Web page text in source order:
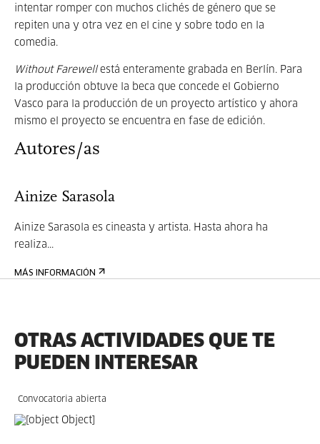
intentar romper con muchos clichés de género que se
repiten una y otra vez en el cine y sobre todo en la
comedia.
Without Farewellestá enteramente grabada en Berlín. Para
la producción obtuve la beca que concede el Gobierno
Vasco para la producción de un proyecto artístico y ahora
mismo el proyecto se encuentra en fase de edición.
Autores/as
Ainize Sarasola
Ainize Sarasola es cineasta y artista. Hasta ahora ha
realiza...
MÁS INFORMACIÓN
OTRAS ACTIVIDADES QUE TE
PUEDEN INTERESAR
Convocatoria abierta